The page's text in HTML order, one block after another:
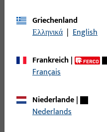
Filter
Einsatzbereich
Griechenland
Ελληνικά | English
Frankreich|
Français
Niederlande|
Nederlands